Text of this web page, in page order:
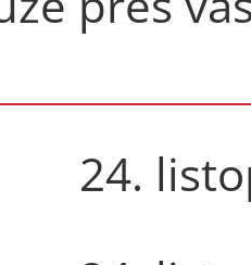
24.